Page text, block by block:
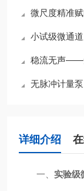
微尺度精准赋能
小试级微通道
稳流无声——
无脉冲计量泵
详细介绍
一、 实验级